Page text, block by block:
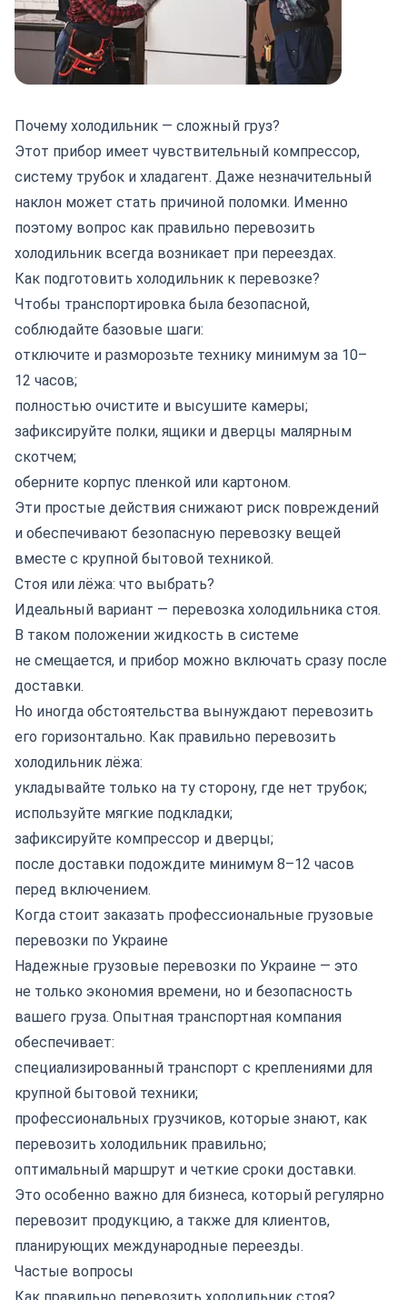
Почему холодильник — сложный груз?
Этот прибор имеет чувствительный компрессор,
систему трубок и хладагент. Даже незначительный
наклон может стать причиной поломки. Именно
поэтому вопрос как правильно перевозить
холодильник всегда возникает при переездах.
Как подготовить холодильник к перевозке?
Чтобы транспортировка была безопасной,
соблюдайте базовые шаги:
отключите и разморозьте технику минимум за 10–
12 часов;
полностью очистите и высушите камеры;
зафиксируйте полки, ящики и дверцы малярным
скотчем;
оберните корпус пленкой или картоном.
Эти простые действия снижают риск повреждений
и обеспечивают безопасную перевозку вещей
вместе с крупной бытовой техникой.
Стоя или лёжа: что выбрать?
Идеальный вариант — перевозка холодильника стоя.
В таком положении жидкость в системе
не смещается, и прибор можно включать сразу после
доставки.
Но иногда обстоятельства вынуждают перевозить
его горизонтально. Как правильно перевозить
холодильник лёжа:
укладывайте только на ту сторону, где нет трубок;
используйте мягкие подкладки;
зафиксируйте компрессор и дверцы;
после доставки подождите минимум 8–12 часов
перед включением.
Когда стоит заказать профессиональные грузовые
перевозки по Украине
Надежные грузовые перевозки по Украине — это
не только экономия времени, но и безопасность
вашего груза. Опытная транспортная компания
обеспечивает:
специализированный транспорт с креплениями для
крупной бытовой техники;
профессиональных грузчиков, которые знают, как
перевозить холодильник правильно;
оптимальный маршрут и четкие сроки доставки.
Это особенно важно для бизнеса, который регулярно
перевозит продукцию, а также для клиентов,
планирующих международные переезды.
Частые вопросы